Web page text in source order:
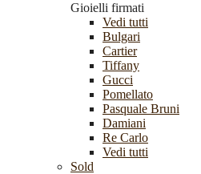
Gioielli firmati
Vedi tutti
Bulgari
Cartier
Tiffany
Gucci
Pomellato
Pasquale Bruni
Damiani
Re Carlo
Vedi tutti
Sold